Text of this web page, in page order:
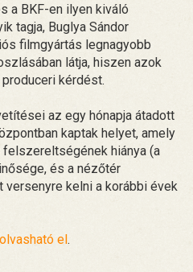
a BKF-en ilyen kiváló
tagja, Buglya Sándor
filmgyártás legnagyobb
látja, hiszen azok
kérdést.
az egy hónapja átadott
kaptak helyet, amely
hiánya (a
és a nézőtér
versenyre kelni a korábbi évek
el.